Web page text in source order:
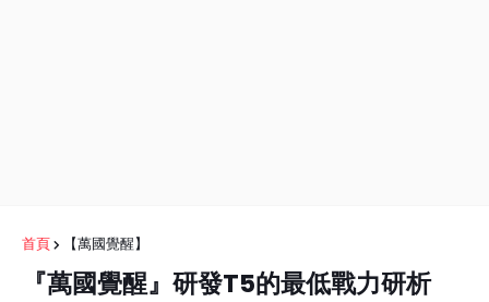
首頁 【萬國覺醒】
『萬國覺醒』研發T5的最低戰力研析